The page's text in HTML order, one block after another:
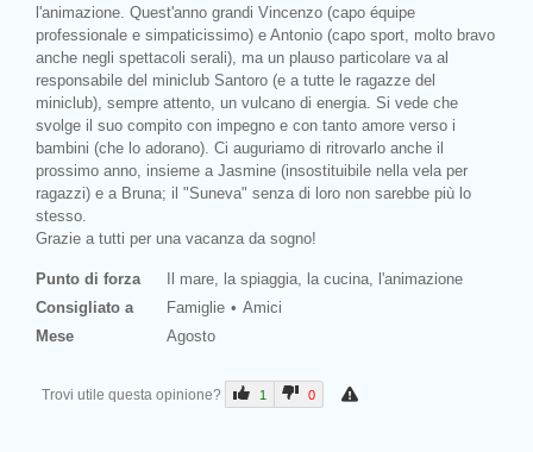
l'animazione. Quest'anno grandi Vincenzo (capo équipe
professionale e simpaticissimo) e Antonio (capo sport, molto bravo
anche negli spettacoli serali), ma un plauso particolare va al
responsabile del miniclub Santoro (e a tutte le ragazze del
miniclub), sempre attento, un vulcano di energia. Si vede che
svolge il suo compito con impegno e con tanto amore verso i
bambini (che lo adorano). Ci auguriamo di ritrovarlo anche il
prossimo anno, insieme a Jasmine (insostituibile nella vela per
ragazzi) e a Bruna; il "Suneva" senza di loro non sarebbe più lo
stesso.
Grazie a tutti per una vacanza da sogno!
Punto di forza
Il mare, la spiaggia, la cucina, l'animazione
Consigliato a
Famiglie
Amici
Mese
Agosto
Trovi utile questa opinione? 1 0